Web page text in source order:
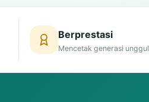
Berprestasi
Mencetak generasi unggul